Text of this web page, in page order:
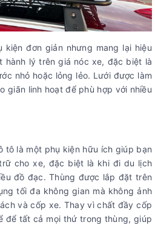
kiện đơn giản nhưng mang lại hiệu
hành lý trên giá nóc xe, đặc biệt là
nhỏ hoặc lỏng lẻo. Lưới được làm
giãn linh hoạt để phù hợp với nhiều
tô là một phụ kiện hữu ích giúp bạn
cho xe, đặc biệt là khi đi du lịch
đồ đạc. Thùng được lắp đặt trên
tối đa không gian mà không ảnh
và cốp xe. Thay vì chất đầy cốp
để tất cả mọi thứ trong thùng, giúp